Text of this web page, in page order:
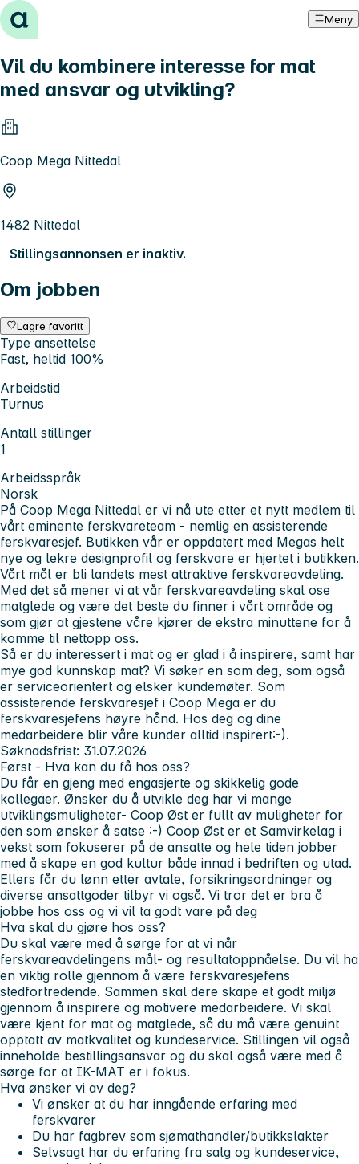
Hopp til innhold Meny
Vil du kombinere interesse for mat
med ansvar og utvikling?
Coop Mega Nittedal
1482 Nittedal
Stillingsannonsen er inaktiv.
Om jobben
Lagre favoritt
Type ansettelse
Fast, heltid 100%
Arbeidstid
Turnus
Antall stillinger
1
Arbeidsspråk
Norsk
På Coop Mega Nittedal er vi nå ute etter et nytt medlem til
vårt eminente ferskvareteam - nemlig en assisterende
ferskvaresjef. Butikken vår er oppdatert med Megas helt
nye og lekre designprofil og ferskvare er hjertet i butikken.
Vårt mål er bli landets mest attraktive ferskvareavdeling.
Med det så mener vi at vår ferskvareavdeling skal ose
matglede og være det beste du finner i vårt område og
som gjør at gjestene våre kjører de ekstra minuttene for å
komme til nettopp oss.
Så er du interessert i mat og er glad i å inspirere, samt har
mye god kunnskap mat? Vi søker en som deg, som også
er serviceorientert og elsker kundemøter. Som
assisterende ferskvaresjef i Coop Mega er du
ferskvaresjefens høyre hånd. Hos deg og dine
medarbeidere blir våre kunder alltid inspirert:-).
Søknadsfrist: 31.07.2026
Først - Hva kan du få hos oss?
Du får en gjeng med engasjerte og skikkelig gode
kollegaer. Ønsker du å utvikle deg har vi mange
utviklingsmuligheter- Coop Øst er fullt av muligheter for
den som ønsker å satse :-) Coop Øst er et Samvirkelag i
vekst som fokuserer på de ansatte og hele tiden jobber
med å skape en god kultur både innad i bedriften og utad.
Ellers får du lønn etter avtale, forsikringsordninger og
diverse ansattgoder tilbyr vi også. Vi tror det er bra å
jobbe hos oss og vi vil ta godt vare på deg
Hva skal du gjøre hos oss?
Du skal være med å sørge for at vi når
ferskvareavdelingens mål- og resultatoppnåelse. Du vil ha
en viktig rolle gjennom å være ferskvaresjefens
stedfortredende. Sammen skal dere skape et godt miljø
gjennom å inspirere og motivere medarbeidere. Vi skal
være kjent for mat og matglede, så du må være genuint
opptatt av matkvalitet og kundeservice. Stillingen vil også
inneholde bestillingsansvar og du skal også være med å
sørge for at IK-MAT er i fokus.
Hva ønsker vi av deg?
Vi ønsker at du har inngående erfaring med
ferskvarer
Du har fagbrev som sjømathandler/butikkslakter
Selvsagt har du erfaring fra salg og kundeservice,